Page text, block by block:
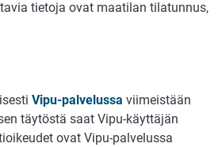
tietoja ovat maatilan tilatunnus,
Vipu-palvelussa viimeistään
täytöstä saat Vipu-käyttäjän
ovat Vipu-palvelussa